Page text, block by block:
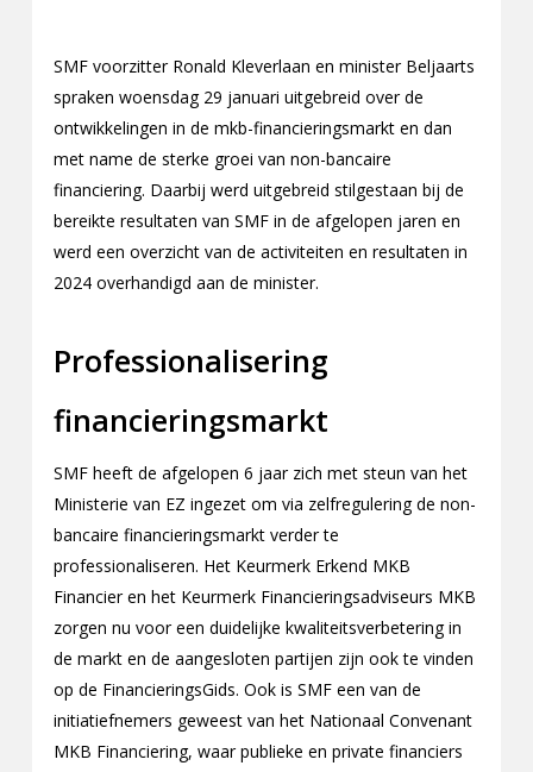
SMF voorzitter Ronald Kleverlaan en minister Beljaarts
spraken woensdag 29 januari uitgebreid over de
ontwikkelingen in de mkb-financieringsmarkt en dan
met name de sterke groei van non-bancaire
financiering. Daarbij werd uitgebreid stilgestaan bij de
bereikte resultaten van SMF in de afgelopen jaren en
werd een overzicht van de activiteiten en resultaten in
2024 overhandigd aan de minister.
Professionalisering
financieringsmarkt
SMF heeft de afgelopen 6 jaar zich met steun van het
Ministerie van EZ ingezet om via zelfregulering de non-
bancaire financieringsmarkt verder te
professionaliseren. Het Keurmerk Erkend MKB
Financier en het Keurmerk Financieringsadviseurs MKB
zorgen nu voor een duidelijke kwaliteitsverbetering in
de markt en de aangesloten partijen zijn ook te vinden
op de FinancieringsGids. Ook is SMF een van de
initiatiefnemers geweest van het Nationaal Convenant
MKB Financiering, waar publieke en private financiers